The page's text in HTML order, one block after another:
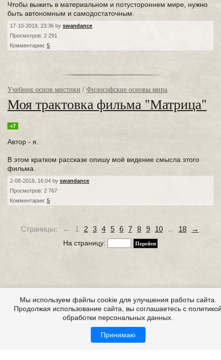
Чтобы выжить в материальном и потустороннем мире, нужно
быть автономным и самодостаточным.
17-10-2019, 23:36 by swandance
Просмотров: 2 291
Комментарии: 5
Учебник основ мистики / Философские основы мира
Моя трактовка фильма "Матрица"
+7
Автор - я.
В этом кратком рассказе опишу моё видение смысла этого
фильма.
2-08-2019, 16:04 by swandance
Просмотров: 2 767
Комментарии: 5
Страницы: ← 1 2 3 4 5 6 7 8 9 10 ... 18 →
На страницу:
Мы используем файлы cookie для улучшения работы сайта.
Продолжая использование сайта, вы соглашаетесь с
обработки персональных данных.
Принимаю